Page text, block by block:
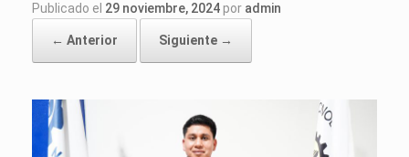
Publicado el 29 noviembre, 2024por admin
← Anterior Siguiente →